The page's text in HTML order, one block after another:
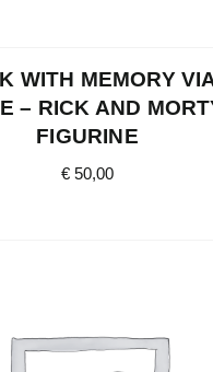
WITH MEMORY
– RICK AND
FIGURINE
€ 50,00